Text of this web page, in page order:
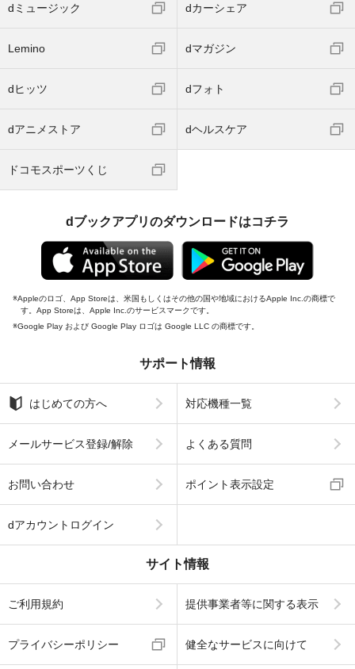
dミュージック dカーシェア
Lemino dマガジン
dヒッツ dフォト
dアニメストア dヘルスケア
ドコモスポーツくじ
dブックアプリのダウンロードはコチラ
Appleのロゴ、App Storeは、米国もしくはその他の国や地域におけるApple Inc.の商標で
す。App Storeは、Apple Inc.のサービスマークです。
Google Play および Google Play ロゴは Google LLC の商標です。
サポート情報
はじめての方へ 対応機種一覧
メールサービス登録/解除 よくある質問
お問い合わせ ポイント表示設定
dアカウントログイン
サイト情報
ご利用規約 提供事業者等に関する表示
プライバシーポリシー 健全なサービスに向けて